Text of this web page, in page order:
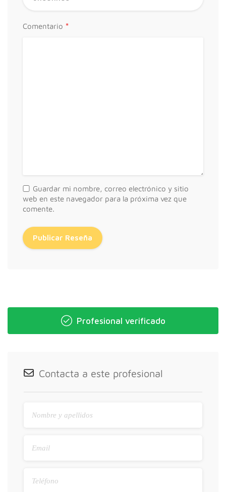
Comentario *
Guardar mi nombre, correo electrónico y sitio
web en este navegador para la próxima vez que
comente.
Profesional verificado
Contacta a este profesional